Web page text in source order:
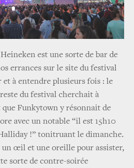
est une sorte de bar de
errances sur le site du festival
à entendre plusieurs fois : le
du festival cherchait à
que Funkytown y résonnait de
avec un notable “il est 15h10
!” tonitruant le dimanche.
un œil et une oreille pour assister,
sorte de contre-soirée